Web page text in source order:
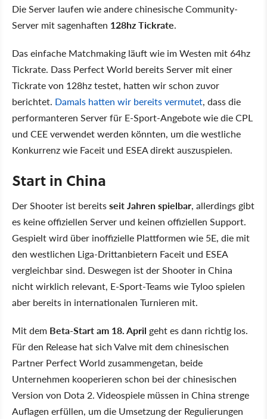
Die Server laufen wie andere chinesische Community-
Server mit sagenhaften 128hz Tickrate.
Das einfache Matchmaking läuft wie im Westen mit 64hz
Tickrate. Dass Perfect World bereits Server mit einer
Tickrate von 128hz testet, hatten wir schon zuvor
berichtet. Damals hatten wir bereits vermutet, dass die
performanteren Server für E-Sport-Angebote wie die CPL
und CEE verwendet werden könnten, um die westliche
Konkurrenz wie Faceit und ESEA direkt auszuspielen.
Start in China
Der Shooter ist bereitsseit Jahren spielbar, allerdings gibt
es keine offiziellen Server und keinen offiziellen Support.
Gespielt wird über inoffizielle Plattformen wie 5E, die mit
den westlichen Liga-Drittanbietern Faceit und ESEA
vergleichbar sind. Deswegen ist der Shooter in China
nicht wirklich relevant, E-Sport-Teams wie Tyloo spielen
aber bereits in internationalen Turnieren mit.
Mit dem Beta-Start am 18. April geht es dann richtig los.
Für den Release hat sich Valve mit dem chinesischen
Partner Perfect World zusammengetan, beide
Unternehmen kooperieren schon bei der chinesischen
Version von Dota 2. Videospiele müssen in China strenge
Auflagen erfüllen, um die Umsetzung der Regulierungen